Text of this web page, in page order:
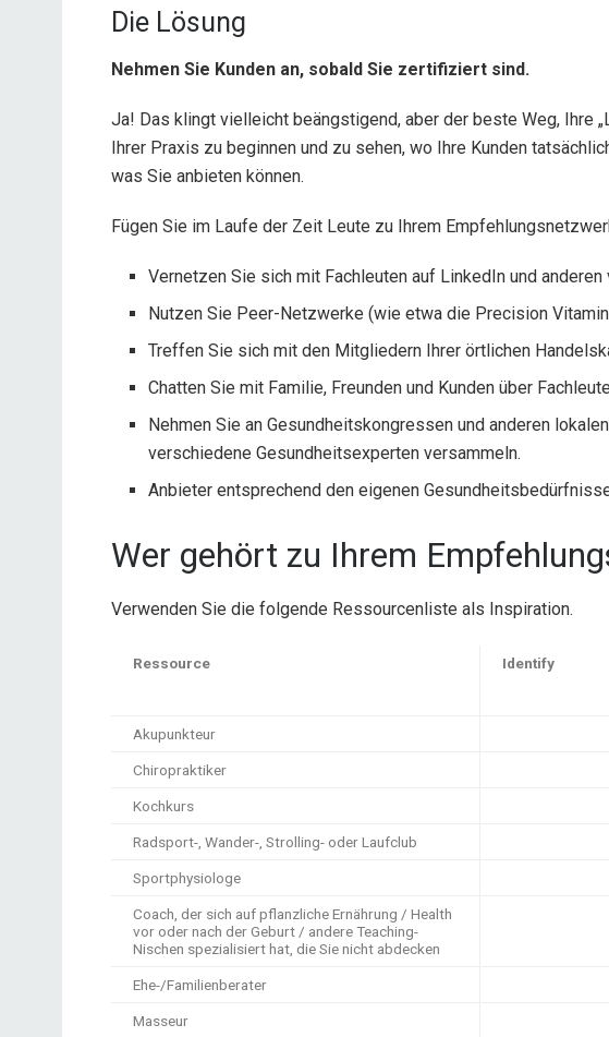
Die Lösung
Nehmen Sie Kunden an, sobald Sie zertifiziert sind.
Ja! Das klingt vielleicht beängstigend, aber der beste Weg, Ihre
Ihrer Praxis zu beginnen und zu sehen, wo Ihre Kunden
was Sie anbieten können.
Fügen Sie im Laufe der Zeit Leute zu Ihrem
Vernetzen Sie sich mit Fachleuten auf LinkedIn und
Nutzen Sie Peer-Netzwerke (wie etwa die Precision
Treffen Sie sich mit den Mitgliedern Ihrer örtlichen
Chatten Sie mit Familie, Freunden und Kunden über
Nehmen Sie an Gesundheitskongressen und anderen
verschiedene Gesundheitsexperten versammeln.
Anbieter entsprechend den eigenen
Wer gehört zu Ihrem
Verwenden Sie die folgende Ressourcenliste als Inspiration.
Ressource Identify
Akupunkteur
Chiropraktiker
Kochkurs
Radsport-, Wander-, Strolling- oder Laufclub
Sportphysiologe
Coach, der sich auf pflanzliche Ernährung / Health
vor oder nach der Geburt / andere Teaching-
Nischen spezialisiert hat, die Sie nicht abdecken
Ehe-/Familienberater
Masseur